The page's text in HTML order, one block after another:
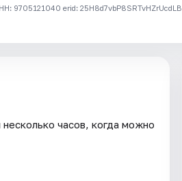
erid: 25H8d7vbP8SRTvHZrUcdLB
часов, когда можно